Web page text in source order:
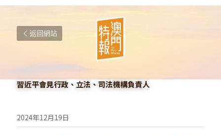
返回網站
習近平會見行政、立法、司法機構負責人
2024年12月19日